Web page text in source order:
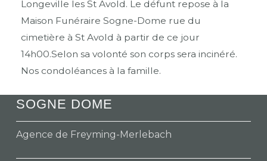
Longeville les St Avold. Le défunt repose à la
Maison Funéraire Sogne-Dome rue du
cimetière à St Avold à partir de ce jour
14h00.Selon sa volonté son corps sera incinéré.
Nos condoléances à la famille.
SOGNE DOME
Agence de Freyming-Merlebach